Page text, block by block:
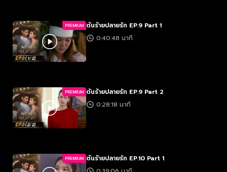
PREMIUM ต้นร้ายปลายรัก EP.9 Part 1
0:40:48 นาที
PREMIUM ต้นร้ายปลายรัก EP.9 Part 2
0:28:18 นาที
PREMIUM ต้นร้ายปลายรัก EP.10 Part 1